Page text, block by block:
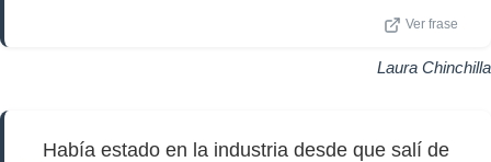
Ver frase
Laura Chinchilla
Había estado en la industria desde que salí de